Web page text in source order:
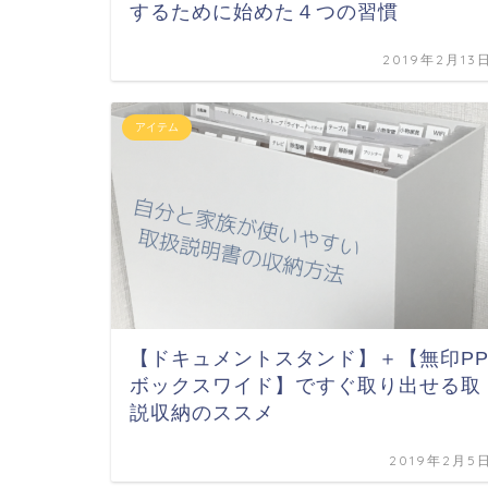
するために始めた４つの習慣
2019年2月13日
アイテム
【ドキュメントスタンド】＋【無印PP
ボックスワイド】ですぐ取り出せる取
説収納のススメ
2019年2月5日